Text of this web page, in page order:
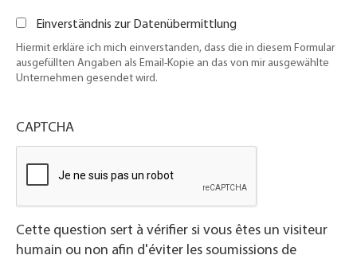
Einverständnis zur Datenübermittlung
Hiermit erkläre ich mich einverstanden, dass die in diesem Formular
ausgefüllten Angaben als Email-Kopie an das von mir ausgewählte
Unternehmen gesendet wird.
CAPTCHA
Cette question sert à vérifier si vous êtes un visiteur
humain ou non afin d'éviter les soumissions de